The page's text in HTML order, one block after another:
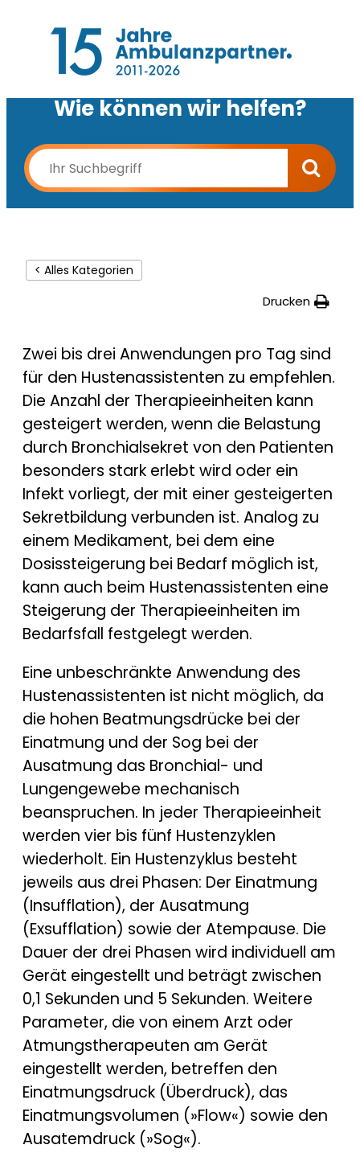
Wie können wir helfen?
< Alles Kategorien
Drucken
Zwei bis drei Anwendungen pro Tag sind
für den Hustenassistenten zu empfehlen.
Die Anzahl der Therapieeinheiten kann
gesteigert werden, wenn die Belastung
durch Bronchialsekret von den Patienten
besonders stark erlebt wird oder ein
Infekt vorliegt, der mit einer gesteigerten
Sekretbildung verbunden ist. Analog zu
einem Medikament, bei dem eine
Dosissteigerung bei Bedarf möglich ist,
kann auch beim Hustenassistenten eine
Steigerung der Therapieeinheiten im
Bedarfsfall festgelegt werden.
Eine unbeschränkte Anwendung des
Hustenassistenten ist nicht möglich, da
die hohen Beatmungsdrücke bei der
Einatmung und der Sog bei der
Ausatmung das Bronchial- und
Lungengewebe mechanisch
beanspruchen. In jeder Therapieeinheit
werden vier bis fünf Hustenzyklen
wiederholt. Ein Hustenzyklus besteht
jeweils aus drei Phasen: Der Einatmung
(Insufflation), der Ausatmung
(Exsufflation) sowie der Atempause. Die
Dauer der drei Phasen wird individuell am
Gerät eingestellt und beträgt zwischen
0,1 Sekunden und 5 Sekunden. Weitere
Parameter, die von einem Arzt oder
Atmungstherapeuten am Gerät
eingestellt werden, betreffen den
Einatmungsdruck (Überdruck), das
Einatmungsvolumen (»Flow«) sowie den
Ausatemdruck (»Sog«).